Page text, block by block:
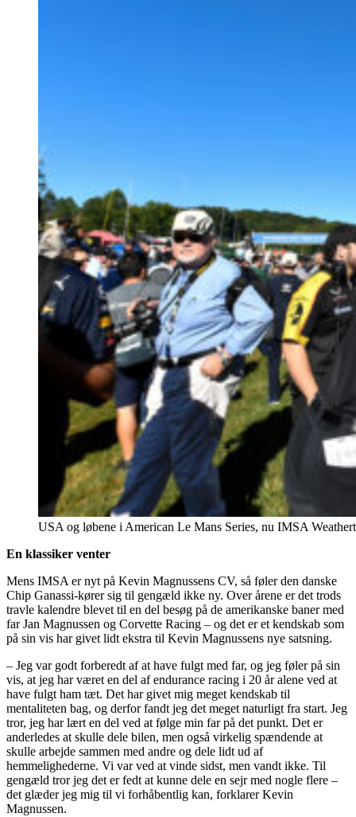
USA og løbene i American Le Mans Series, nu IMSA
En klassiker venter
Mens IMSA er nyt på Kevin Magnussens CV, så føler den danske
Chip Ganassi-kører sig til gengæld ikke ny. Over årene er det trods
travle kalendre blevet til en del besøg på de amerikanske baner med
far Jan Magnussen og Corvette Racing – og det er et kendskab som
på sin vis har givet lidt ekstra til Kevin Magnussens nye satsning.
– Jeg var godt forberedt af at have fulgt med far, og jeg føler på sin
vis, at jeg har været en del af endurance racing i 20 år alene ved at
have fulgt ham tæt. Det har givet mig meget kendskab til
mentaliteten bag, og derfor fandt jeg det meget naturligt fra start. Jeg
tror, jeg har lært en del ved at følge min far på det punkt. Det er
anderledes at skulle dele bilen, men også virkelig spændende at
skulle arbejde sammen med andre og dele lidt ud af
hemmelighederne. Vi var ved at vinde sidst, men vandt ikke. Til
gengæld tror jeg det er fedt at kunne dele en sejr med nogle flere –
det glæder jeg mig til vi forhåbentlig kan, forklarer Kevin
Magnussen.